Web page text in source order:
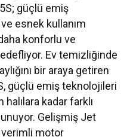
güçlü emiş
esnek kullanım
konforlu ve
Ev temizliğinde
bir araya getiren
güçlü emiş teknolojileri
kadar farklı
Gelişmiş Jet
motor